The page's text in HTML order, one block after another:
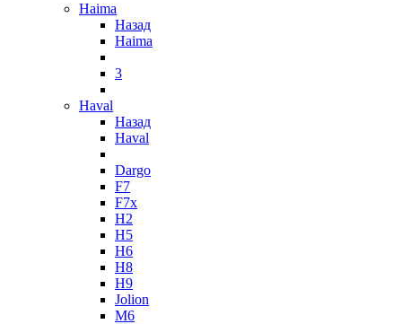
Haima
Назад
Haima
3
Haval
Назад
Haval
Dargo
F7
F7x
H2
H5
H6
H8
H9
Jolion
M6